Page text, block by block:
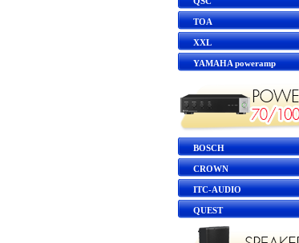
TOA
XXL
YAMAHA poweramp
BOSCH
CROWN
ITC-AUDIO
QUEST